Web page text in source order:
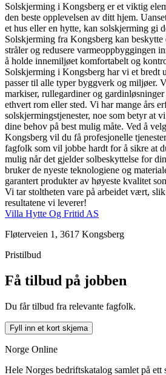
Solskjerming i Kongsberg er et viktig
den beste opplevelsen av ditt hjem.
et hus eller en hytte, kan solskjerming gi
Solskjerming fra Kongsberg kan
stråler og redusere varmeoppbyggingen
å holde innemiljøet komfortabelt og
Solskjerming i Kongsberg har vi et bredt
passer til alle typer byggverk og miljøer.
markiser, rullegardiner og
ethvert rom eller sted. Vi har mange års
solskjermingstjenester, noe som betyr at
dine behov på best mulig måte. Ved å
Kongsberg vil du få profesjonelle
fagfolk som vil jobbe hardt for å sikre at
mulig når det gjelder solbeskyttelse for
bruker de nyeste teknologiene og
garantert produkter av høyeste kvalitet
Vi tar stoltheten vare på arbeidet vært,
resultatene vi leverer!
Villa Hytte Og Fritid AS
Fløterveien 1, 3617 Kongsberg
Pristilbud
Få tilbud på jobben
Du får tilbud fra relevante fagfolk.
Fyll inn et kort skjema
Norge Online
Hele Norges bedriftskatalog samlet på ett